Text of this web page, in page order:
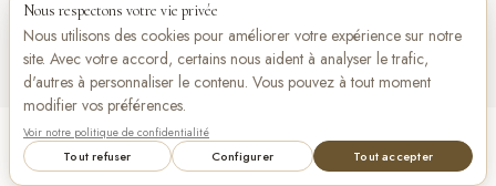
Ajouter au panier
Mentions légales
nous
VISA
maestro Bancontact
Pay
Nous respectons votre vie privée
Nous utilisons des cookies pour améliorer votre expérience sur notre
site. Avec votre accord, certains nous aident à analyser le trafic,
d'autres à personnaliser le contenu. Vous pouvez à tout moment
modifier vos préférences.
Voir notre politique de confidentialité
Tout refuser Configurer Tout accepter